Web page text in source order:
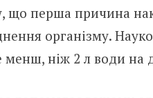
що перша причина
організму.
менш, ніж 2 л води на